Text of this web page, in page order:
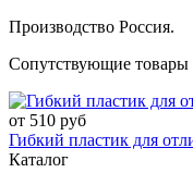
Производство Россия.
Сопутствующие товары
от 510 руб
Гибкий пластик для
Каталог